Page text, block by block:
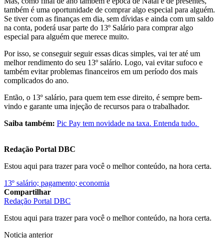
também é uma oportunidade de comprar algo especial para alguém.
Se tiver com as finanças em dia, sem dívidas e ainda com um saldo
na conta, poderá usar parte do 13º Salário para comprar algo
especial para alguém que merece muito.
Por isso, se conseguir seguir essas dicas simples, vai ter até um
melhor rendimento do seu 13º salário. Logo, vai evitar sufoco e
também evitar problemas financeiros em um período dos mais
complicados do ano.
Então, o 13º salário, para quem tem esse direito, é sempre bem-
vindo e garante uma injeção de recursos para o trabalhador.
Saiba também: Pic Pay tem novidade na taxa. Entenda tudo.
Redação Portal DBC
Estou aqui para trazer para você o melhor conteúdo, na hora certa.
13º salário; pagamento; economia
Compartilhar
Redação Portal DBC
Estou aqui para trazer para você o melhor conteúdo, na hora certa.
Noticia anterior